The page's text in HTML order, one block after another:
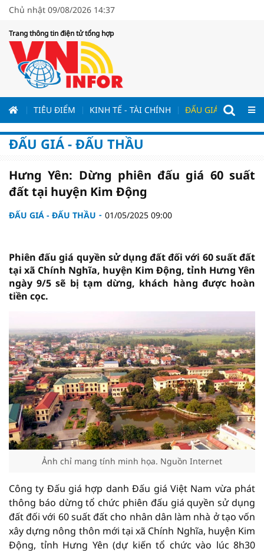
Chủ nhật 09/08/2026 14:37
Trang thông tin điện tử tổng hợp
TIÊU ĐIỂM KINH TẾ - TÀI CHÍNH ĐẤU GIÁ - ĐẤU
ĐẤU GIÁ - ĐẤU THẦU
Hưng Yên: Dừng phiên đấu giá 60 suất
đất tại huyện Kim Động
ĐẤU GIÁ - ĐẤU THẦU 01/05/2025 09:00
Phiên đấu giá quyền sử dụng đất đối với 60 suất đất
tại xã Chính Nghĩa, huyện Kim Động, tỉnh Hưng Yên
ngày 9/5 sẽ bị tạm dừng, khách hàng được hoàn
tiền cọc.
Ảnh chỉ mang tính minh họa. Nguồn Internet
Công ty Đấu giá hợp danh Đấu giá Việt Nam vừa phát
thông báo dừng tổ chức phiên đấu giá quyền sử dụng
đất đối với 60 suất đất cho nhân dân làm nhà ở tạo vốn
xây dựng nông thôn mới tại xã Chính Nghĩa, huyện Kim
Động, tỉnh Hưng Yên (dự kiến tổ chức vào lúc 8h30